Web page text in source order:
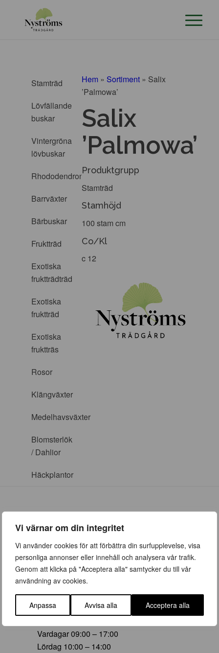
Vi värnar om din integritet
Vi använder cookies för att förbättra din surfupplevelse, visa
personliga annonser eller innehåll och analysera vår trafik.
Genom att klicka på "Acceptera alla" samtycker du till vår
användning av cookies.
Anpassa Avvisa alla Acceptera alla
Stamträd
Lövfällande
buskar
Vintergröna
lövbuskar
Rhododendron
Barrväxter
Bärbuskar
Fruktträd
Exotiska
fruktträdträd
Exotiska
fruktträd
Exotiska
fruktträs
Rosor
Klängväxter
Medelhavsväxter
Blomsterlök
/ Dahlior
Häckplantor
Hem » Sortiment » Salix
’Palmowa’
Salix
’Palmowa’
Produktgrupp
Stamträd
Stamhöjd
100 stam cm
Co/Kl
c 12
ÖPPETTIDER
Vår (23 mars – 28 juni)
Vardagar 09:00 – 19:00
Lördag 10:00 – 16:00
Söndag/helgdag 10:00 – 16:00
Vardagar 09:00 – 17:00
Lördag 10:00 – 14:00